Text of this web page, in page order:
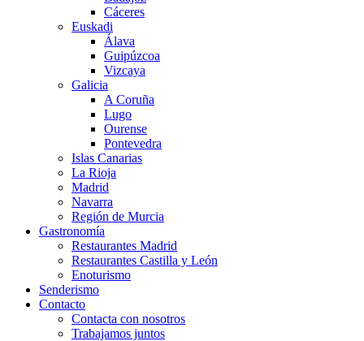
Cáceres
Euskadi
Álava
Guipúzcoa
Vizcaya
Galicia
A Coruña
Lugo
Ourense
Pontevedra
Islas Canarias
La Rioja
Madrid
Navarra
Región de Murcia
Gastronomía
Restaurantes Madrid
Restaurantes Castilla y León
Enoturismo
Senderismo
Contacto
Contacta con nosotros
Trabajamos juntos